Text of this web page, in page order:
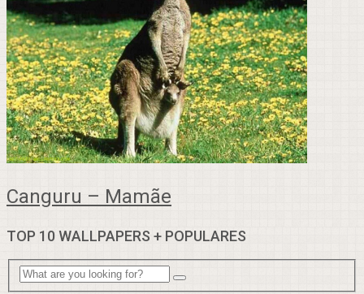
Canguru – Mamãe
TOP 10 WALLPAPERS + POPULARES